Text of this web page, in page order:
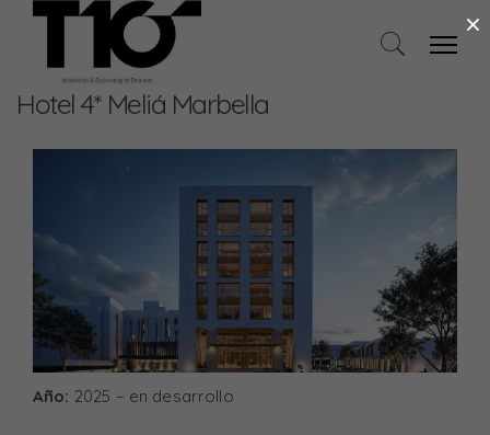
Hotel 4* Meliá Marbella
Año: 2025 – en desarrollo
×